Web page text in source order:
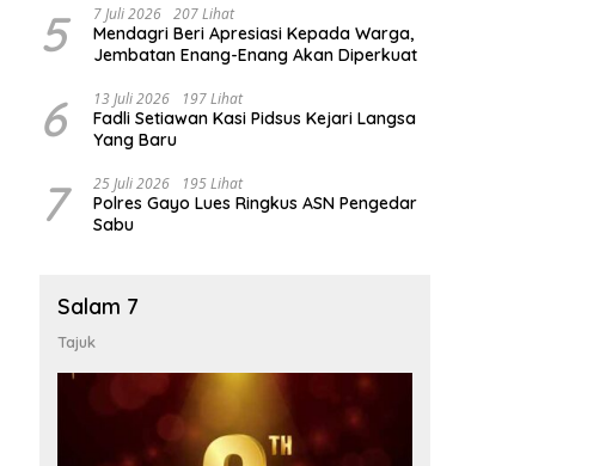
5 7 Juli 2026 207 Lihat
Mendagri Beri Apresiasi Kepada Warga,
Jembatan Enang-Enang Akan Diperkuat
6 13 Juli 2026 197 Lihat
Fadli Setiawan Kasi Pidsus Kejari Langsa
Yang Baru
7 25 Juli 2026 195 Lihat
Polres Gayo Lues Ringkus ASN Pengedar
Sabu
Salam 7
Tajuk